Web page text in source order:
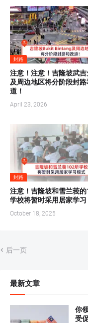
封路
注意！注意！吉隆坡武吉
及周边地区将分阶段封
道！
April 23, 2026
封路
注意！吉隆坡和雪兰莪
学校将暂时采用居家学习
October 18, 2025
后一页
最新文章
你
受